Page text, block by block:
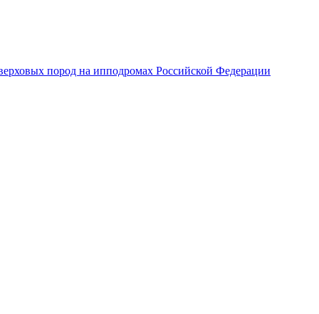
пород на ипподромах Российской Федерации